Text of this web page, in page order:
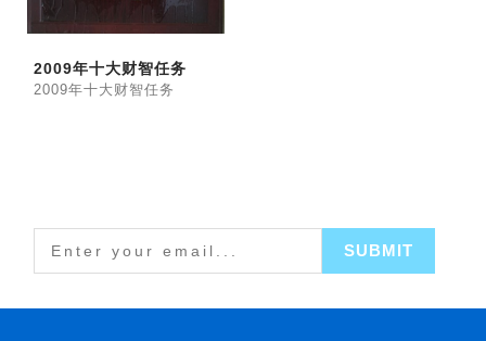
2009年十大财智任务
2009年十大财智任务